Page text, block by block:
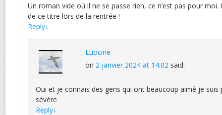
Un roman vide où il ne se passe rien, ce n’est pas pour
de ce titre lors de la rentrée !
Reply↓
Luocine
on 2 janvier 2024 at 14:02 said:
Oui et je connais des gens qui ont beaucoup aimé je suis
sévère
Reply↓